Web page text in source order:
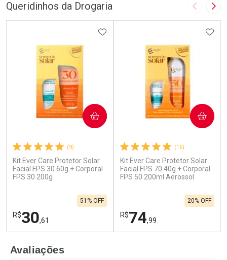
Queridinhos da Drogaria Imagem
(9)
Kit Ever Care Protetor Solar
Facial FPS 30 60g + Corporal
FPS 30 200g
R$30,61
51% OFF
ADICIONAR AOS FAVORITOS
COMPRAR
(16)
Kit Ever Care Protetor Solar
Facial FPS 70 40g + Corporal
FPS 50 200ml Aerossol
R$74,99
20% OFF
COMPRAR
Avaliações